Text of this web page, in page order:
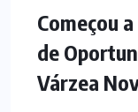
Começou
de
Várzea